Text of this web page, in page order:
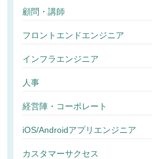
顧問・講師
フロントエンドエンジニア
インフラエンジニア
人事
経営陣・コーポレート
iOS/Androidアプリエンジニア
カスタマーサクセス